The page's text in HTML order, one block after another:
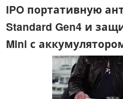
IPO портативную
Standard Gen4 и
Mini с